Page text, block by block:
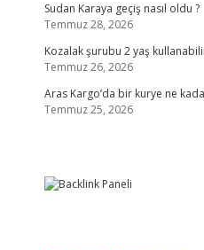
Sudan Karaya geçiş nasıl oldu ?
Temmuz 28, 2026
Kozalak şurubu 2 yaş
Temmuz 26, 2026
Aras Kargo’da bir kurye ne
Temmuz 25, 2026